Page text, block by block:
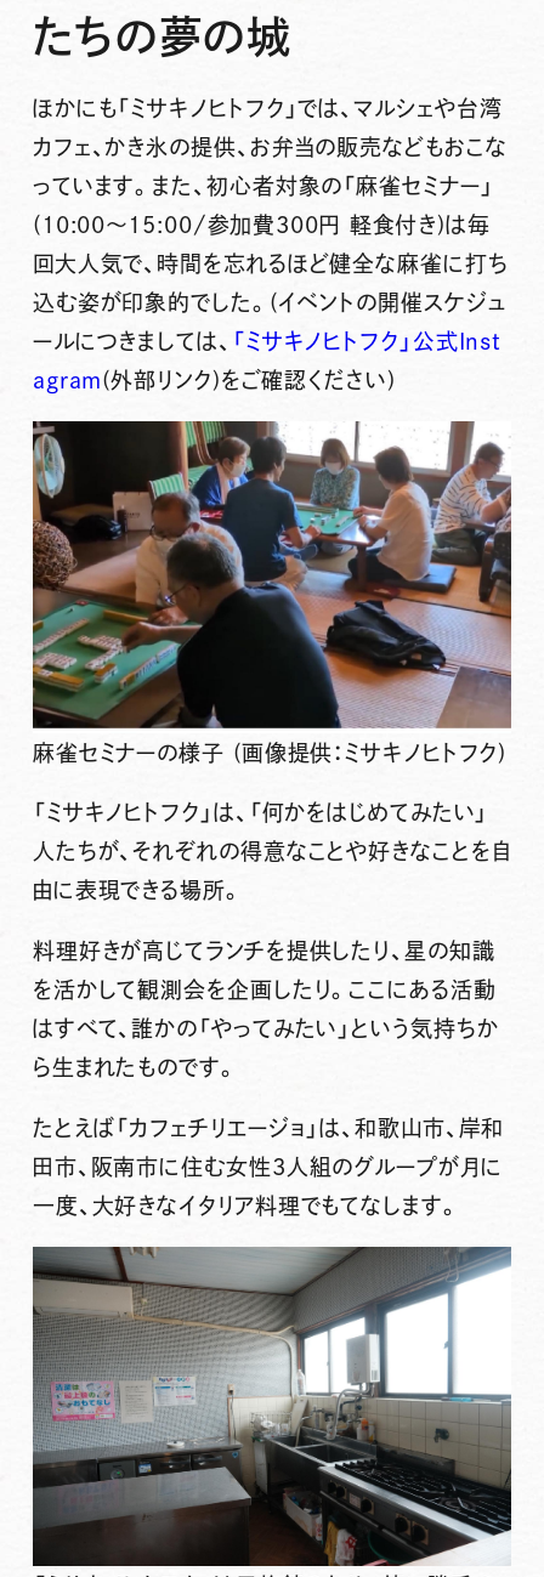
たちの夢の城
ほかにも「ミサキノヒトフク」では、マルシェや台湾
カフェ 、かき氷 の提供、 お弁当の販売などもおこな
っています。また、初心者対象の 「麻雀セミナー」
(10:00～15:00/参加費300円 軽食付き)は毎
回大人気で、時間を忘れるほど健全な麻雀に打ち
込む姿が印象的でした。(イベントの開催スケジュ
ールにつきましては、 「ミサキノヒトフク」公式Inst
agram(外部リンク)をご確認ください)
麻雀セミナーの様子 (画像提供：ミサキノヒトフク)
「ミサキノヒトフク」は、 「何かをはじめてみたい」
人たちが、それぞれの得意なことや好きなことを自
由に表現できる場所。
料理好きが高じてランチを提供したり、星の知識
を活かして観測会を企画したり。ここにある活動
はすべて、誰かの 「やってみたい」 という気持ちか
ら生まれたものです。
たとえば「カフェチリエージョ」は、和歌山市、岸和
田市、阪南市に住む女性3人組のグループが月に
一度、大好きなイタリア料理でもてなします。